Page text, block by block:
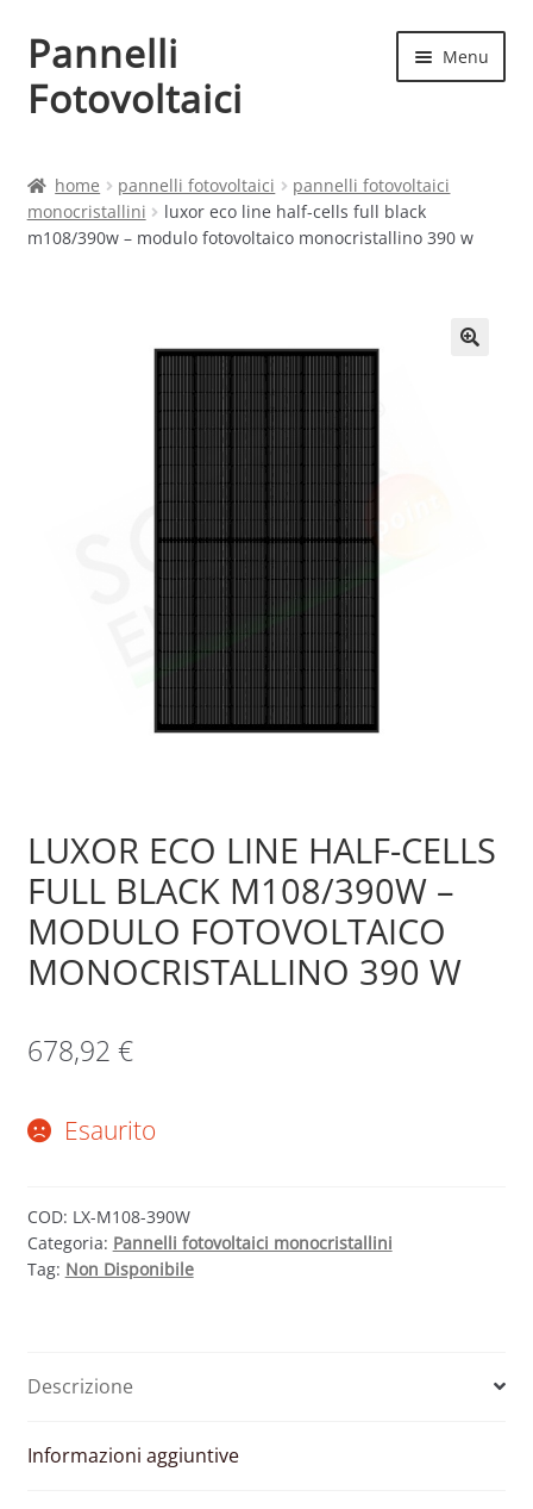
Vai
alla
navigazione
Vai
al
contenuto
Pannelli
Fotovoltaici
Menu
Cart
home pannelli fotovoltaici
pannelli fotovoltaici
monocristallini
luxor eco line half-cells full black
m108/390w – modulo fotovoltaico monocristallino 390 w
LUXOR ECO LINE HALF-CELLS
FULL BLACK M108/390W –
MODULO FOTOVOLTAICO
MONOCRISTALLINO 390 W
678,92 €
Esaurito
COD: LX-M108-390W
Categoria: Pannelli fotovoltaici monocristallini
Tag: Non Disponibile
Descrizione
Informazioni aggiuntive